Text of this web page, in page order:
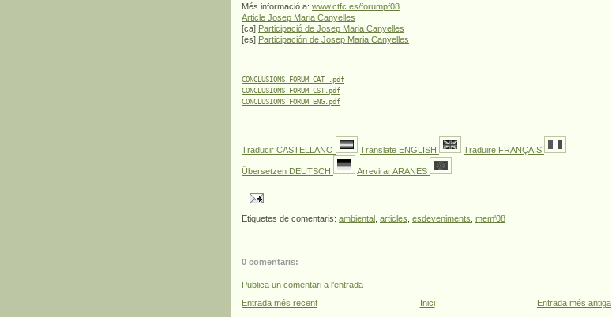
Més informació a: www.ctfc.es/forumpf08
Article Josep Maria Canyelles
[ca] Participació de Josep Maria Canyelles
[es] Participación de Josep Maria Canyelles
CONCLUSIONS FORUM CAT .pdf
CONCLUSIONS FORUM CST.pdf
CONCLUSIONS FORUM ENG.pdf
Traducir CASTELLANO Translate ENGLISH Traduire FRANÇAIS
Übersetzen DEUTSCH Arrevirar ARANÉS
Etiquetes de comentaris: ambiental articles esdeveniments mem'08
0 comentaris:
Publica un comentari a l'entrada
Entrada més recent
Entrada més antiga
Inici